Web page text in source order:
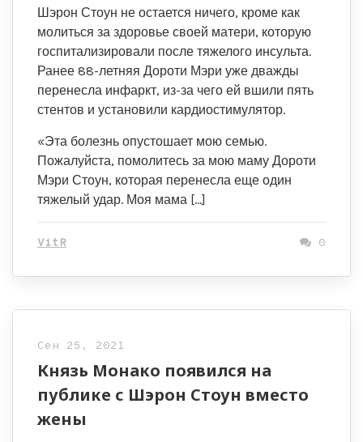
Шэрон Стоун не остается ничего, кроме как
молиться за здоровье своей матери, которую
госпитализировали после тяжелого инсульта.
Ранее 88-летняя Дороти Мэри уже дважды
перенесла инфаркт, из-за чего ей вшили пять
стентов и установили кардиостимулятор.
«Эта болезнь опустошает мою семью.
Пожалуйста, помолитесь за мою маму Дороти
Мэри Стоун, которая перенесла еще один
тяжелый удар. Моя мама […]
VitR 0
Сен 25, 2021
Князь Монако появился на
публике с Шэрон Стоун вместо
жены